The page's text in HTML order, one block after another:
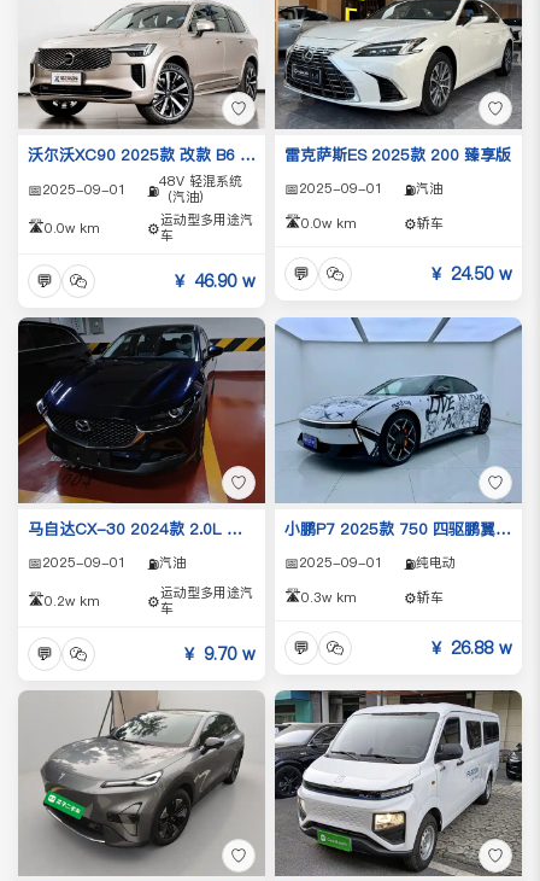
♡
沃尔沃XC90 2025款 改款 B6 智远豪华版 6座
📅2025-09-01 ⛽48V 轻混系统
（汽油）
🛣️0.0w km ⚙️运动型多用途汽
车
💬 ￥ 46.90 w
♡
雷克萨斯ES 2025款 200 臻享版
📅2025-09-01 ⛽汽油
🛣️0.0w km ⚙️轿车
💬 ￥ 24.50 w
♡
马自达CX-30 2024款 2.0L 自动尚悦型
📅2025-09-01 ⛽汽油
🛣️0.2w km ⚙️运动型多用途汽
车
💬 ￥ 9.70 w
♡
小鹏P7 2025款 750 四驱鹏翼 Ultra
📅2025-09-01 ⛽纯电动
🛣️0.3w km ⚙️轿车
💬 ￥ 26.88 w
♡ ♡